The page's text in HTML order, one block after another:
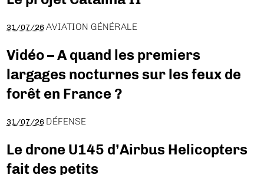
31/07/26 AVIATION GÉNÉRALE
Vidéo – A quand les premiers
largages nocturnes sur les feux de
forêt en France ?
31/07/26 DÉFENSE
Le drone U145 d’Airbus Helicopters
fait des petits